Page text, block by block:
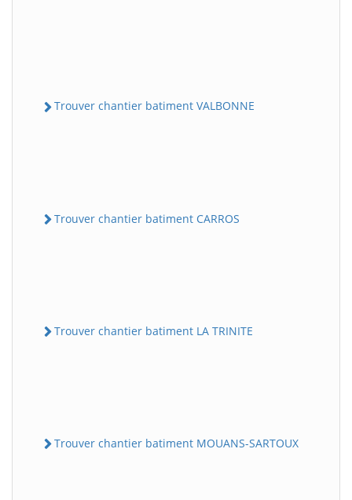
Trouver chantier batiment VALBONNE
Trouver chantier batiment CARROS
Trouver chantier batiment LA TRINITE
Trouver chantier batiment MOUANS-SARTOUX